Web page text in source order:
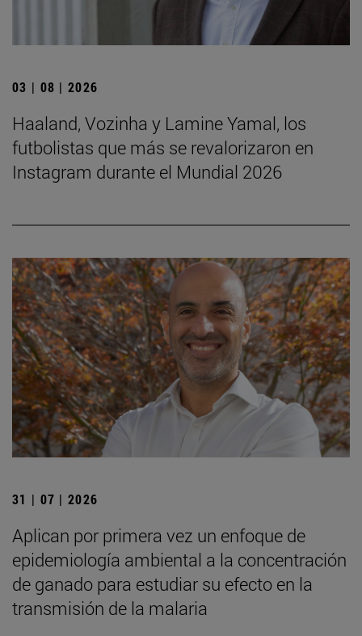
03 | 08 | 2026
Haaland, Vozinha y Lamine Yamal, los
futbolistas que más se revalorizaron en
Instagram durante el Mundial 2026
31 | 07 | 2026
Aplican por primera vez un enfoque de
epidemiología ambiental a la concentración
de ganado para estudiar su efecto en la
transmisión de la malaria